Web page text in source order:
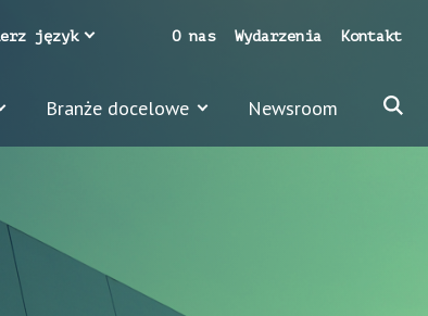
Branże docelowe Newsroom
O nas Wydarzenia Kontakt
język